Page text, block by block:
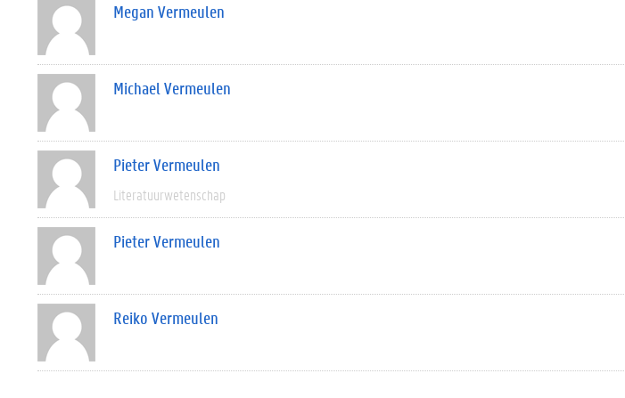
Megan Vermeulen
Michael Vermeulen
Pieter Vermeulen
Literatuurwetenschap
Pieter Vermeulen
Reiko Vermeulen